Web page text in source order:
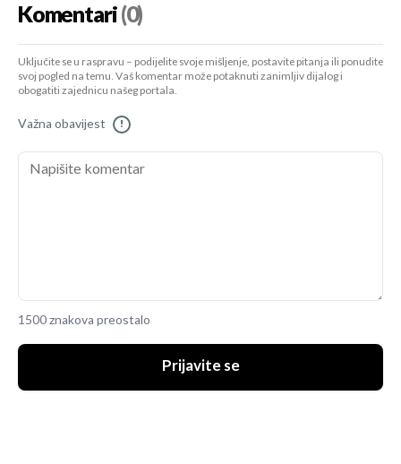
Komentari(0)
Uključite se u raspravu – podijelite svoje mišljenje, postavite pitanja ili ponudite
svoj pogled na temu. Vaš komentar može potaknuti zanimljiv dijalog i
obogatiti zajednicu našeg portala.
Važna obavijest !
1500 znakova preostalo
Prijavite se